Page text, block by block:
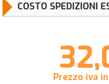
COSTO SPEDIZIONI
Prezzo iva